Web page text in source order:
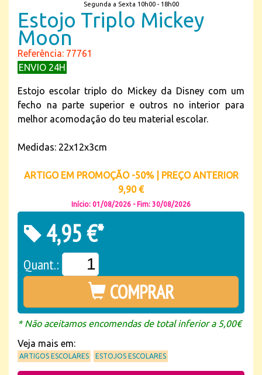
Segunda a Sexta 10h00 - 18h00
Estojo Triplo Mickey
Moon
Referência: 77761
ENVIO 24H
Estojo escolar triplo do Mickey da Disney com um
fecho na parte superior e outros no interior para
melhor acomodação do teu material escolar.
Medidas: 22x12x3cm
ARTIGO EM PROMOÇÃO -50% | PREÇO ANTERIOR
9,90 €
Início: 01/08/2026 - Fim: 30/08/2026
4,95 €*
Quant.:
COMPRAR
* Não aceitamos encomendas de total inferior a 5,00€
Veja mais em:
ARTIGOS ESCOLARES ESTOJOS ESCOLARES